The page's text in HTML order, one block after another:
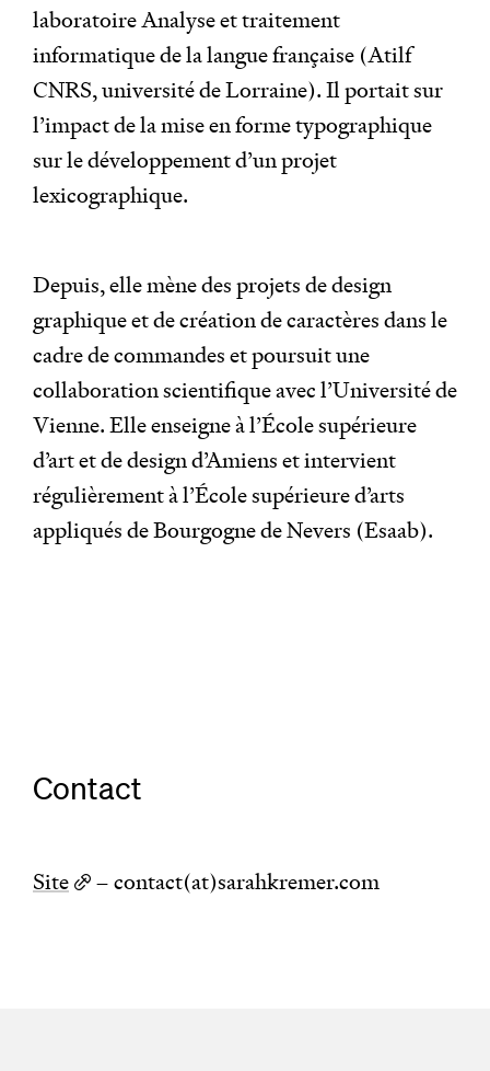
laboratoire Analyse et traitement
informatique de la langue française (Atilf
CNRS, université de Lorraine). Il portait sur
l’impact de la mise en forme typographique
sur le développement d’un projet
lexicographique.
Depuis, elle mène des projets de design
graphique et de création de caractères dans le
cadre de commandes et poursuit une
collaboration scientifique avec l’Université de
Vienne. Elle enseigne à l’École supérieure
d’art et de design d’Amiens et intervient
régulièrement à l’École supérieure d’arts
appliqués de Bourgogne de Nevers (Esaab).
Contact
Site – contact(at)sarahkremer.com